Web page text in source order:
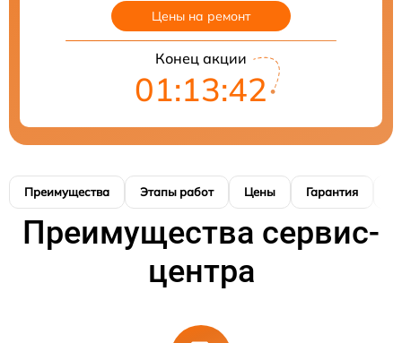
Цены на ремонт
Конец акции
01:13:41
Преимущества Этапы работ Цены Гарантия
Преимущества сервис-
центра